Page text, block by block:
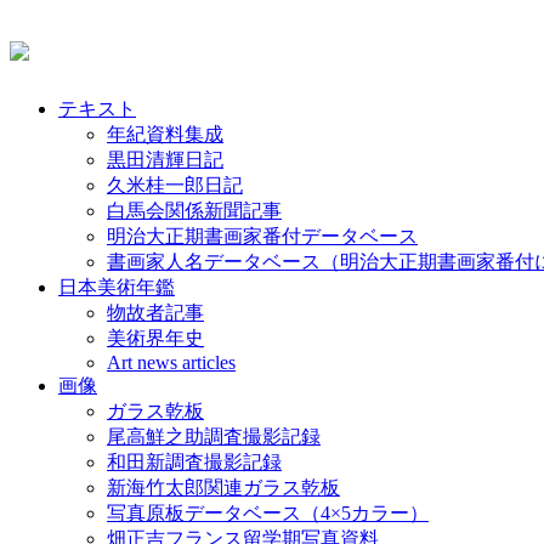
テキスト
年紀資料集成
黒田清輝日記
久米桂一郎日記
白馬会関係新聞記事
明治大正期書画家番付データベース
書画家人名データベース（明治大正期書画家番付
日本美術年鑑
物故者記事
美術界年史
Art news articles
画像
ガラス乾板
尾高鮮之助調査撮影記録
和田新調査撮影記録
新海竹太郎関連ガラス乾板
写真原板データベース（4×5カラー）
畑正吉フランス留学期写真資料